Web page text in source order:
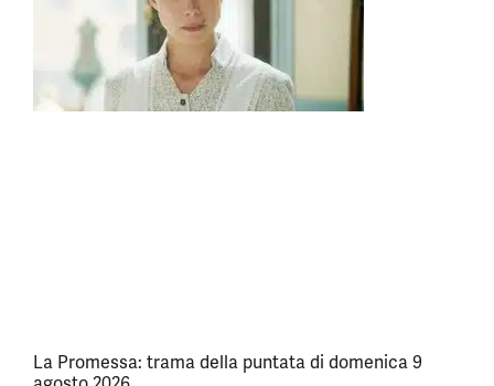
La Promessa: trama della puntata di domenica 9